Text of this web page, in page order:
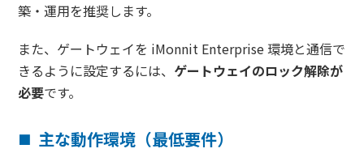
築・運用を推奨します。
また、ゲートウェイを iMonnit Enterprise 環境と通信で
きるように設定するには、 ゲートウェイのロック解除が
必要です。
主な動作環境（最低要件）